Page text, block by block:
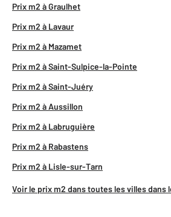
Prix m2 à Graulhet
Prix m2 à Lavaur
Prix m2 à Mazamet
Prix m2 à Saint-Sulpice-la-Pointe
Prix m2 à Saint-Juéry
Prix m2 à Aussillon
Prix m2 à Labruguière
Prix m2 à Rabastens
Prix m2 à Lisle-sur-Tarn
Voir le prix m2 dans toutes les villes dans